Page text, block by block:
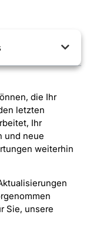
die Ihr
letzten
Ihr
und neue
weiterhin
Sie, unsere